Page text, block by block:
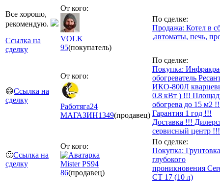
Все хорошо,
рекомендую.
Ссылка на
сделку
От кого:
VOLK
95(покупатель)
По сделке:
Продажа: Котел в
,автоматы, печь,
😄Ссылка на
сделку
От кого:
Работяга24
МАГАЗИН1349(продавец)
По сделке:
Покупка:
обогреватель
ИКО-800Л
0.8 кВт ) !!!
обогрева до 15 м2
Гарантия 1 год !!!
Доставка !!!
сервисный центр !!!
🙂Ссылка на
сделку
От кого:
Mister PS94
86(продавец)
По сделке:
Покупка: Грунтовка
глубокого
проникновения
CT 17 (10 л)